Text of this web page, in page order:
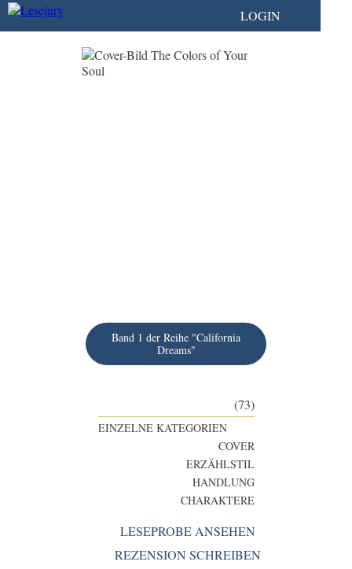
LOGIN
Band 1 der Reihe "California
Dreams"
(73)
EINZELNE KATEGORIEN
COVER
ERZÄHLSTIL
HANDLUNG
CHARAKTERE
LESEPROBE ANSEHEN
REZENSION SCHREIBEN